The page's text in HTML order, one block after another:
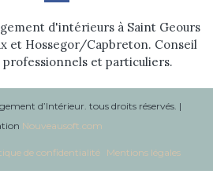
Blog
Contact
d'intérieurs à Saint Geours
et Hossegor/Capbreton. Conseil
et particuliers.
d’Intérieur. tous droits réservés. |
Nouveausoft.com
de confidentialité Mentions légales